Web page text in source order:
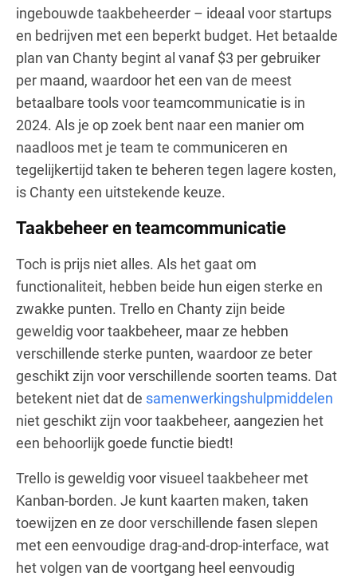
ingebouwde taakbeheerder – ideaal voor startups
en bedrijven met een beperkt budget. Het betaalde
plan van Chanty begint al vanaf $3 per gebruiker
per maand, waardoor het een van de meest
betaalbare tools voor teamcommunicatie is in
2024. Als je op zoek bent naar een manier om
naadloos met je team te communiceren en
tegelijkertijd taken te beheren tegen lagere kosten,
is Chanty een uitstekende keuze.
Taakbeheer en teamcommunicatie
Toch is prijs niet alles. Als het gaat om
functionaliteit, hebben beide hun eigen sterke en
zwakke punten. Trello en Chanty zijn beide
geweldig voor taakbeheer, maar ze hebben
verschillende sterke punten, waardoor ze beter
geschikt zijn voor verschillende soorten teams. Dat
betekent niet dat de samenwerkingshulpmiddelen
niet geschikt zijn voor taakbeheer, aangezien het
een behoorlijk goede functie biedt!
Trello is geweldig voor visueel taakbeheer met
Kanban-borden. Je kunt kaarten maken, taken
toewijzen en ze door verschillende fasen slepen
met een eenvoudige drag-and-drop-interface, wat
het volgen van de voortgang heel eenvoudig